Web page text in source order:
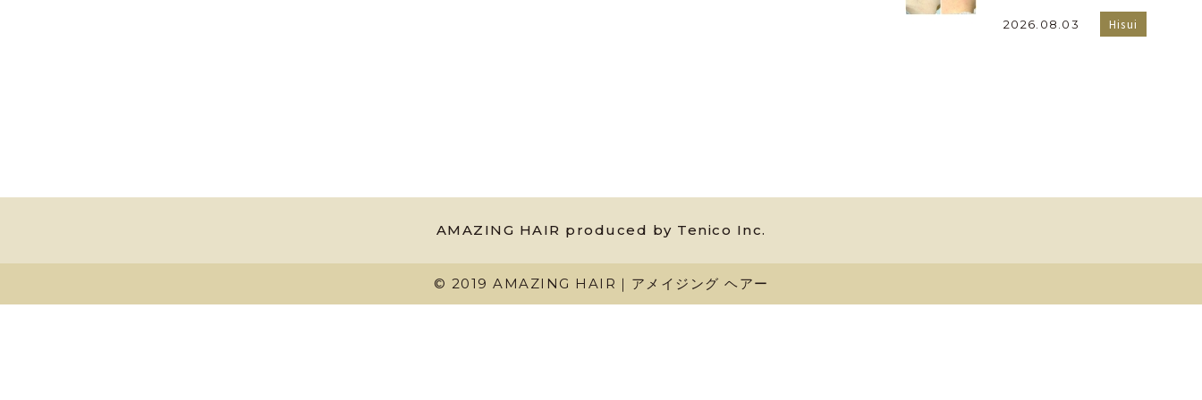
2026.08.03 Hisui
AMAZING HAIR produced by Tenico Inc.
© 2019 AMAZING HAIR｜アメイジング ヘアー